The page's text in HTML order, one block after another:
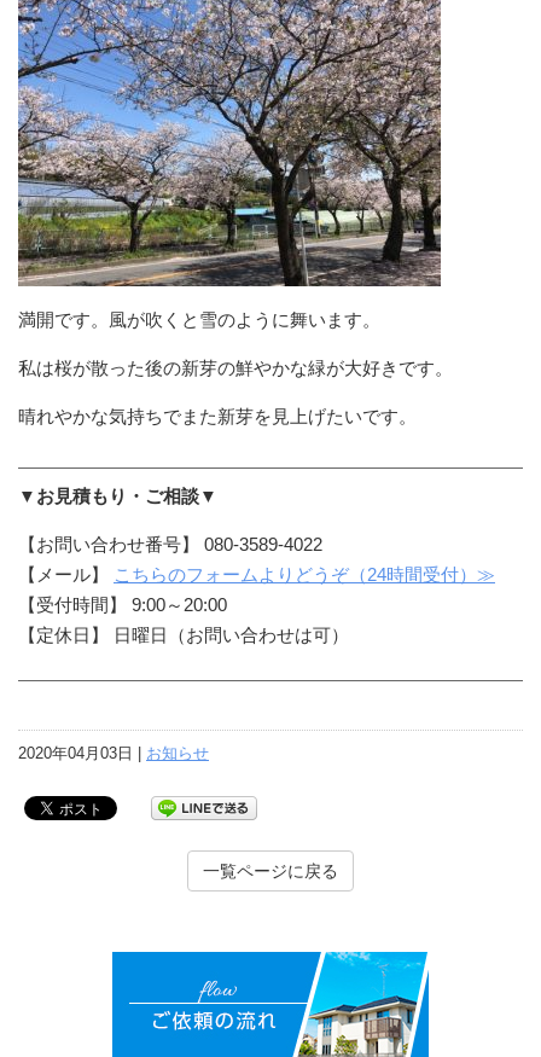
満開です。風が吹くと雪のように舞います。
私は桜が散った後の新芽の鮮やかな緑が大好きです。
晴れやかな気持ちでまた新芽を見上げたいです。
▼お見積もり・ご相談▼
【お問い合わせ番号】 080-3589-4022
【メール】
こちらのフォームよりどうぞ（24時間受付）≫
【受付時間】 9:00～20:00
【定休日】 日曜日（お問い合わせは可）
2020年04月03日 | お知らせ
一覧ページに戻る